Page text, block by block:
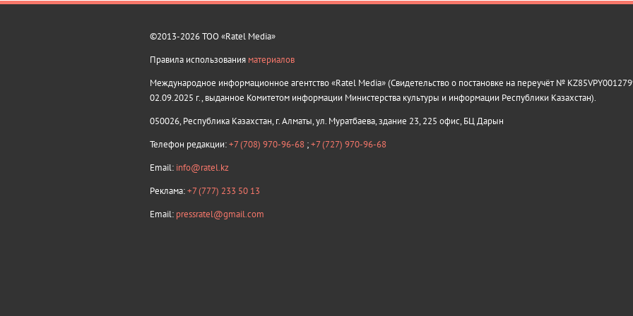
©2013-2026 ТОО «Ratel Media»
Правила использования материалов
Международное информационное агентство «Ratel Media» (Свидетельство о постановке на переучёт №
02.09.2025 г., выданное Комитетом информации Министерства культуры и информации Республики Казахстан).
050026, Республика Казахстан, г. Алматы, ул. Муратбаева, здание 23, 225 офис, БЦ Дарын
Телефон редакции:+7 (708) 970-96-68 ;+7 (727) 970-96-68
Email: info@ratel.kz
Реклама:+7 (777) 233 50 13
Email: pressratel@gmail.com